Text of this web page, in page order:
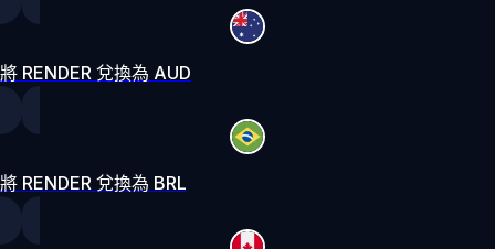
將 RENDER 兌換為 AUD
將 RENDER 兌換為 BRL